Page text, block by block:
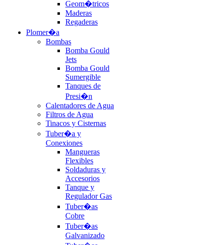
Geom�tricos
Maderas
Regaderas
Plomer�a
Bombas
Bomba Gould
Jets
Bomba Gould
Sumergible
Tanques de
Presi�n
Calentadores de Agua
Filtros de Agua
Tinacos y Cisternas
Tuber�a y
Conexiones
Mangueras
Flexibles
Soldaduras y
Accesorios
Tanque y
Regulador Gas
Tuber�as
Cobre
Tuber�as
Galvanizado